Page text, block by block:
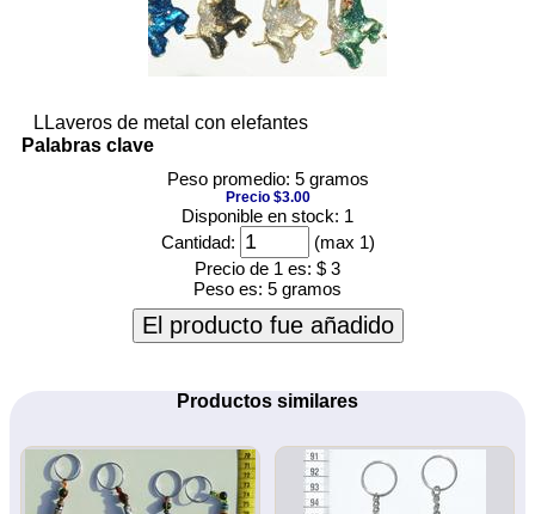
LLaveros de metal con elefantes
Palabras clave
Peso promedio: 5 gramos
Precio $3.00
Disponible en stock: 1
Cantidad:
(max 1)
Precio de 1 es: $ 3
Peso es: 5 gramos
El producto fue añadido
Productos similares